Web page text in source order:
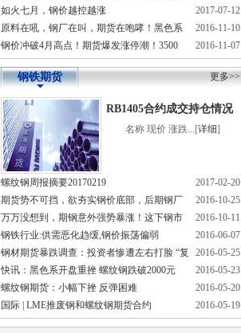
市会再创新高么！
2017-07-12
如火七月，钢价越控越涨
2016-11-10
原料在吼，钢厂在叫，期货在咆哮！黑色系
暴涨之势发改委都压不住了
2016-11-07
钢价冲破4月高点！期货爆发涨停潮！3500
更多>>
钢铁期货
RB1405合约成交持仓情况
(2014-05-09)
名称 现价 涨跌...[详细]
2017-02-20
螺纹钢周报摘要20170219
2016-10-25
期货势不可挡，欲夯实钢价底部，后期钢厂
必将扩大检修应对！
2016-10-11
万万没想到，期钢意外强势暴涨！这下钢市
又有热闹看了！
2016-06-07
钢铁行业:供需恶化趋缓,钢价振荡偏弱
2016-05-25
钢材期货暴跌调查：投资者惨遭左右打脸 “复
仇者”方正中期归来
2016-05-23
快讯：黑色系开盘重挫 螺纹钢跌破2000元
2016-05-20
螺纹钢期货：小幅下挫 反弹困难
2016-05-19
国际 | LME推废钢和螺纹钢期货合约